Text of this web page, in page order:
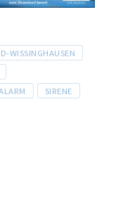
WISSINGHAUSEN
SIRENE